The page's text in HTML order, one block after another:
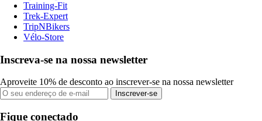
Training-Fit
Trek-Expert
TripNBikers
Vélo-Store
Inscreva-se na nossa newsletter
Aproveite 10% de desconto ao inscrever-se na nossa newsletter
Inscrever-se
Fique conectado